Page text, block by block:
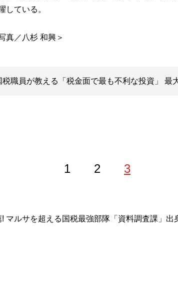
している。
税職員が教える「税金面で最も不利な投資」 最
1 2 3
マルサを超える国税最強部隊「資料調査課」出